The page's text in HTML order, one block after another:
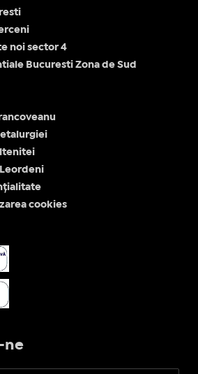
noi sector 4
Bucuresti Zona de Sud
cookies
ne